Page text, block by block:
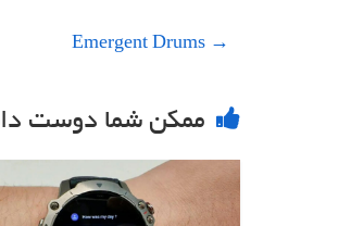
→
ممکن شما دوست